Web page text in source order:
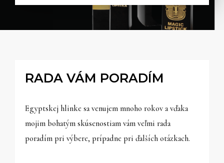
RADA VÁM PORADÍM
Egyptskej hlinke sa venujem mnoho rokov a vďaka
mojim bohatým skúsenostiam vám veľmi rada
poradím pri výbere, prípadne pri ďalších otázkach.